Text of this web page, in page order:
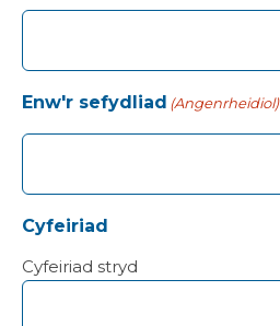
Enw'r sefydliad (Angenrheidiol)
Cyfeiriad
Cyfeiriad stryd